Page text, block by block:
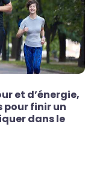
et d’énergie,
pour finir un
dans le